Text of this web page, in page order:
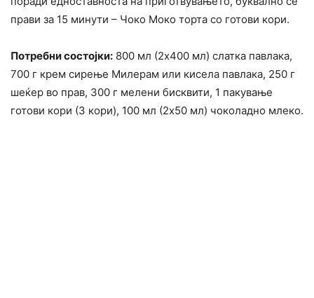
прави за 15 минути – Чоко Моко торта со готови кори.
Потребни состојки: 800 мл (2х400 мл) слатка павлака,
700 г крем сирење Милерам или кисела павлака, 250 г
шеќер во прав, 300 г мелени бисквити, 1 пакување
готови кори (3 кори), 100 мл (2х50 мл) чоколадно млеко.